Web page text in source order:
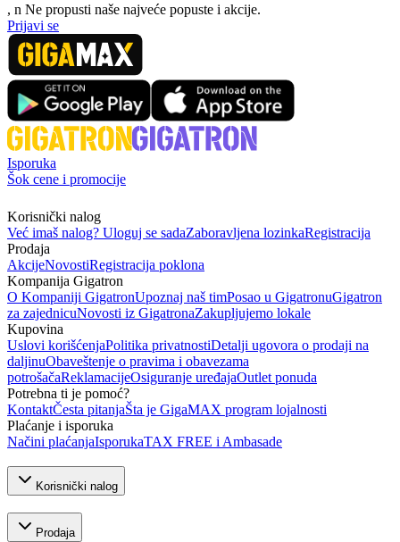
, n Ne propusti naše najveće popuste i akcije.
Prijavi se
Isporuka
Šok cene i promocije
Korisnički nalog
Već imaš nalog? Uloguj se sadaZaboravljena lozinkaRegistracija
Prodaja
AkcijeNovostiRegistracija poklona
Kompanija Gigatron
O Kompaniji GigatronUpoznaj naš timPosao u GigatronuGigatron
za zajednicuNovosti iz GigatronaZakupljujemo lokale
Kupovina
Uslovi korišćenjaPolitika privatnostiDetalji ugovora o prodaji na
daljinuObaveštenje o pravima i obavezama
potrošačaReklamacijeOsiguranje uređajaOutlet ponuda
Potrebna ti je pomoć?
KontaktČesta pitanjaŠta je GigaMAX program lojalnosti
Plaćanje i isporuka
Načini plaćanjaIsporukaTAX FREE i Ambasade
Korisnički nalog
Prodaja